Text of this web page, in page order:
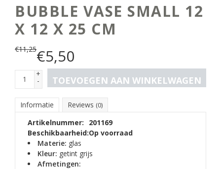
BUBBLE VASE SMALL 12
X 12 X 25 CM
€11,25€5,50
+
- TOEVOEGEN AAN WINKELWAGEN
Informatie Reviews (0)
Artikelnummer:
201169
Beschikbaarheid:Op voorraad
Materie: glas
Kleur: getint grijs
Afmetingen: